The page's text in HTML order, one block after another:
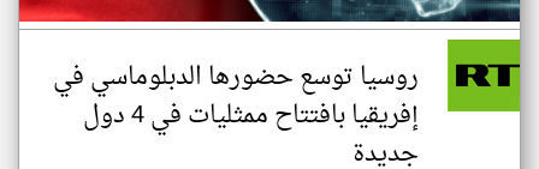
روسيا توسع حضورها الدبلوماسي في
إفريقيا بافتتاح ممثليات في 4 دول
جديدة